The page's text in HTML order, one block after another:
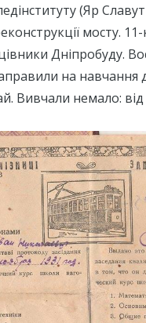
(Яр
мосту.
Дніпробуду.
на навчання
Вивчали немало: